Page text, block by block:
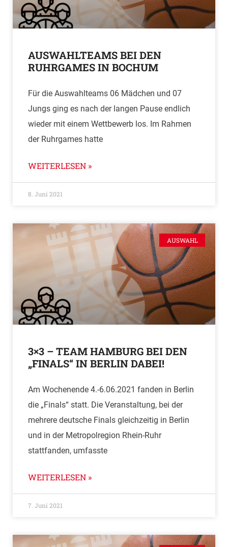
AUSWAHLTEAMS BEI DEN
RUHRGAMES IN BOCHUM
Für die Auswahlteams 06 Mädchen und 07
Jungs ging es nach der langen Pause endlich
wieder mit einem Wettbewerb los. Im Rahmen
der Ruhrgames hatte
WEITERLESEN »
8. Juni 2021
AUSWAHL
3×3 – TEAM HAMBURG BEI DEN
„FINALS“ IN BERLIN DABEI!
Am Wochenende 4.-6.06.2021 fanden in Berlin
die „Finals“ statt. Die Veranstaltung, bei der
mehrere deutsche Finals gleichzeitig in Berlin
und in der Metropolregion Rhein-Ruhr
stattfanden, umfasste
WEITERLESEN »
7. Juni 2021